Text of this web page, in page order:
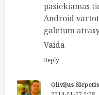
pasiekiamas
Android
galetum
Vaida
Reply
Olivijus Šlepetis